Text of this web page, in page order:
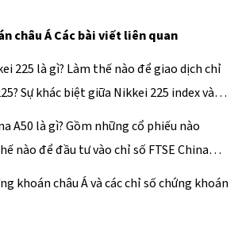
châu ÁCác bài viết liên quan
225 là gì? Làm thế nào để giao dịch chỉ
Sự khác biệt giữa Nikkei 225 index và
là gì?
A50 là gì? Gồm những cổ phiếu nào
nào để đầu tư vào chỉ số FTSE China
khoán châu Á và các chỉ số chứng khoán